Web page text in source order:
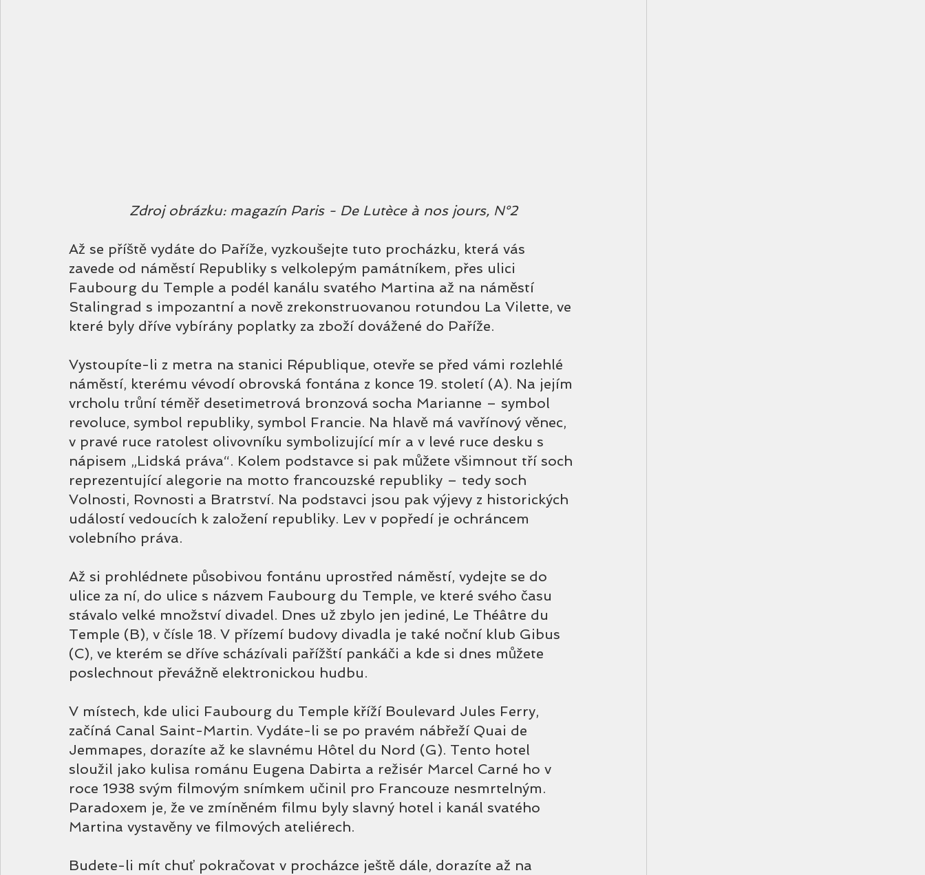
Zdroj obrázku: magazín Paris - De Lutèce à nos jours, N°2
Až se příště vydáte do Paříže, vyzkoušejte tuto procházku, která vás
zavede od náměstí Republiky s velkolepým památníkem, přes ulici
Faubourg du Temple a podél kanálu svatého Martina až na náměstí
Stalingrad s impozantní a nově zrekonstruovanou rotundou La Vilette, ve
které byly dříve vybírány poplatky za zboží dovážené do Paříže.
Vystoupíte-li z metra na stanici République, otevře se před vámi rozlehlé
náměstí, kterému vévodí obrovská fontána z konce 19. století (A). Na jejím
vrcholu trůní téměř desetimetrová bronzová socha Marianne – symbol
revoluce, symbol republiky, symbol Francie. Na hlavě má vavřínový věnec,
v pravé ruce ratolest olivovníku symbolizující mír a v levé ruce desku s
nápisem „Lidská práva“. Kolem podstavce si pak můžete všimnout tří soch
reprezentující alegorie na motto francouzské republiky – tedy soch
Volnosti, Rovnosti a Bratrství. Na podstavci jsou pak výjevy z historických
událostí vedoucích k založení republiky. Lev v popředí je ochráncem
volebního práva.
Až si prohlédnete působivou fontánu uprostřed náměstí, vydejte se do
ulice za ní, do ulice s názvem Faubourg du Temple, ve které svého času
stávalo velké množství divadel. Dnes už zbylo jen jediné, Le Théâtre du
Temple (B), v čísle 18. V přízemí budovy divadla je také noční klub Gibus
(C), ve kterém se dříve scházívali pařížští pankáči a kde si dnes můžete
poslechnout převážně elektronickou hudbu.
V místech, kde ulici Faubourg du Temple kříží Boulevard Jules Ferry,
začíná Canal Saint-Martin. Vydáte-li se po pravém nábřeží Quai de
Jemmapes, dorazíte až ke slavnému Hôtel du Nord (G). Tento hotel
sloužil jako kulisa románu Eugena Dabirta a režisér Marcel Carné ho v
roce 1938 svým filmovým snímkem učinil pro Francouze nesmrtelným.
Paradoxem je, že ve zmíněném filmu byly slavný hotel i kanál svatého
Martina vystavěny ve filmových ateliérech.
Budete-li mít chuť pokračovat v procházce ještě dále, dorazíte až na